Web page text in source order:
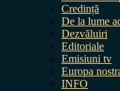
Credință
De la lume
Dezvăluiri
Editoriale
Emisiuni tv
Europa
INFO